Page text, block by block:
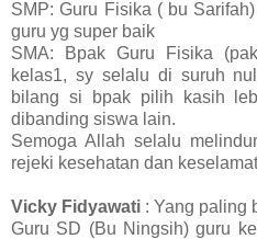
SMP: Guru Fisika ( bu
guru yg super baik
SMA: Bpak Guru Fisika
kelas1, sy selalu di suruh
bilang si bpak pilih kasih
dibanding siswa lain.
Semoga Allah selalu
rejeki kesehatan dan
Vicky Fidyawati : Yang paling
Guru SD (Bu Ningsih) guru